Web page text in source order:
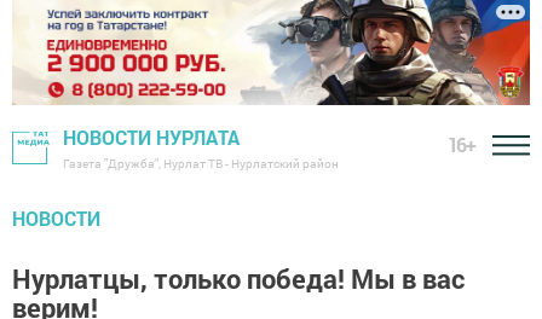
НОВОСТИ НУРЛАТА
Газета "Дружба", Нурлат ТВ - Нурлатский район
16+
НОВОСТИ
Нурлатцы, только победа! Мы в вас
верим!